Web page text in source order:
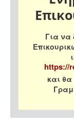
Για να
https://
και θα